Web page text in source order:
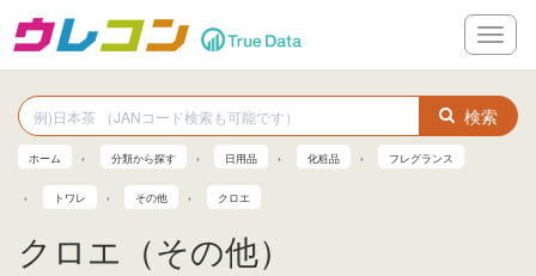
メ
ニ
ー
検索
ホーム 分類から探す 日用品 化粧品 フレグランス
トワレ その他 クロエ
クロエ（その他）